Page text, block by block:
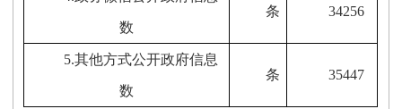
数
条 34256
5.其他方式公开政府信息
数
条 35447